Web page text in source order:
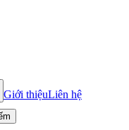
Giới thiệuLiên hệ